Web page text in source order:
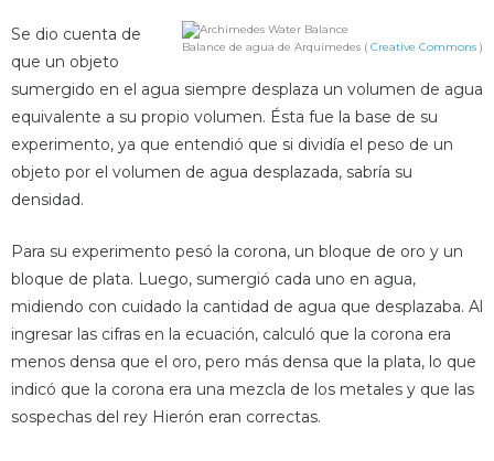
Balance de agua de Arquímedes ( Creative Commons )
Se dio cuenta de
que un objeto
sumergido en el agua siempre desplaza un volumen de agua
equivalente a su propio volumen. Ésta fue la base de su
experimento, ya que entendió que si dividía el peso de un
objeto por el volumen de agua desplazada, sabría su
densidad.
Para su experimento pesó la corona, un bloque de oro y un
bloque de plata. Luego, sumergió cada uno en agua,
midiendo con cuidado la cantidad de agua que desplazaba. Al
ingresar las cifras en la ecuación, calculó que la corona era
menos densa que el oro, pero más densa que la plata, lo que
indicó que la corona era una mezcla de los metales y que las
sospechas del rey Hierón eran correctas.